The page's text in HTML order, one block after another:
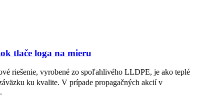
tlače loga na mieru
riešenie, vyrobené zo spoľahlivého LLDPE, je ako teplé
ku kvalite. V prípade propagačných akcií v